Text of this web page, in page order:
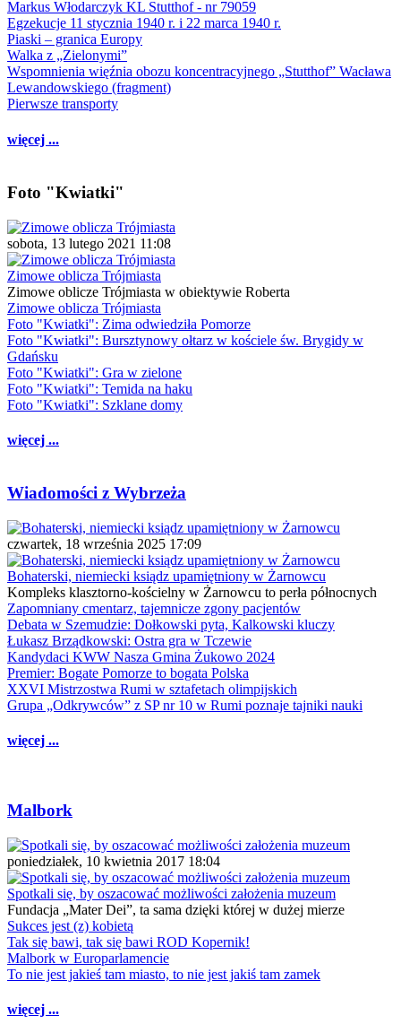
Markus Włodarczyk KL Stutthof - nr 79059
Egzekucje 11 stycznia 1940 r. i 22 marca 1940 r.
Piaski – granica Europy
Walka z „Zielonymi”
Wspomnienia więźnia obozu koncentracyjnego „Stutthof” Wacława
Lewandowskiego (fragment)
Pierwsze transporty
więcej ...
Foto "Kwiatki"
sobota, 13 lutego 2021 11:08
Zimowe oblicza Trójmiasta
Zimowe oblicze Trójmiasta w obiektywie Roberta
Zimowe oblicza Trójmiasta
Foto "Kwiatki": Zima odwiedziła Pomorze
Foto "Kwiatki": Bursztynowy ołtarz w kościele św. Brygidy w
Gdańsku
Foto "Kwiatki": Gra w zielone
Foto "Kwiatki": Temida na haku
Foto "Kwiatki": Szklane domy
więcej ...
Wiadomości z Wybrzeża
czwartek, 18 września 2025 17:09
Bohaterski, niemiecki ksiądz upamiętniony w Żarnowcu
Kompleks klasztorno-kościelny w Żarnowcu to perła północnych
Zapomniany cmentarz, tajemnicze zgony pacjentów
Debata w Szemudzie: Dołkowski pyta, Kalkowski kluczy
Łukasz Brządkowski: Ostra gra w Tczewie
Kandydaci KWW Nasza Gmina Żukowo 2024
Premier: Bogate Pomorze to bogata Polska
XXVI Mistrzostwa Rumi w sztafetach olimpijskich
Grupa „Odkrywców” z SP nr 10 w Rumi poznaje tajniki nauki
więcej ...
Malbork
poniedziałek, 10 kwietnia 2017 18:04
Spotkali się, by oszacować możliwości założenia muzeum
Fundacja „Mater Dei”, ta sama dzięki której w dużej mierze
Sukces jest (z) kobietą
Tak się bawi, tak się bawi ROD Kopernik!
Malbork w Europarlamencie
To nie jest jakieś tam miasto, to nie jest jakiś tam zamek
więcej ...